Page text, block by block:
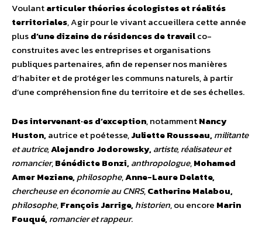
Voulantarticuler théories écologistes et réalités
territoriales, Agir pour le vivant accueillera cette année
plusd’une dizaine de résidences de travailco-
construites avec les entreprises et organisations
publiques partenaires, afin de repenser nos manières
d’habiter et de protéger les communs naturels, à partir
d’une compréhension fine du territoire et de ses échelles.
Des intervenant·es d’exception, notammentNancy
Huston,autrice et poétesse,Juliette Rousseau,militante
et autrice,Alejandro Jodorowsky,artiste, réalisateur et
romancier,Bénédicte Bonzi,anthropologue,Mohamed
Amer Meziane,philosophe,Anne-Laure Delatte,
chercheuse en économie au CNRS,Catherine Malabou,
philosophe,François Jarrige,historien, ou encore Marin
Fouqué,romancier et rappeur.